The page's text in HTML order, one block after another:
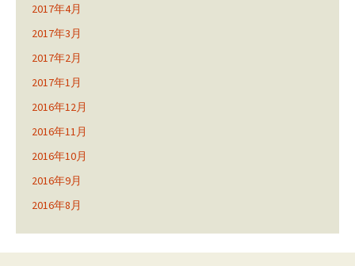
2017年4月
2017年3月
2017年2月
2017年1月
2016年12月
2016年11月
2016年10月
2016年9月
2016年8月